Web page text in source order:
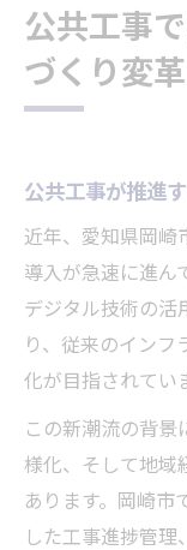
公共工事
づくり変革
公共工事が推進
近年、愛知県岡崎
導入が急速に進ん
デジタル技術の活
り、従来のイン
化が目指されてい
この新潮流の背
様化、そして地域
あります。岡崎市
した工事進捗管